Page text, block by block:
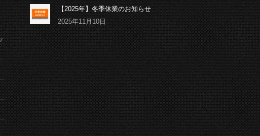
【2025年】冬季休業のお知らせ
2025年11月10日